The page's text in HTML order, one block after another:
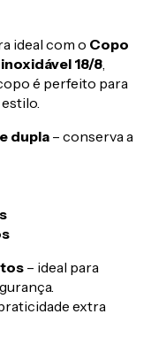
ideal com o Copo
18/8
é perfeito para
dupla – conserva a
– ideal para
extra